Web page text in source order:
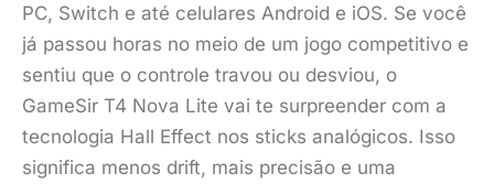
PC, Switch e até celulares Android e iOS. Se você
já passou horas no meio de um jogo competitivo e
sentiu que o controle travou ou desviou, o
GameSir T4 Nova Lite vai te surpreender com a
tecnologia Hall Effect nos sticks analógicos. Isso
significa menos drift, mais precisão e uma